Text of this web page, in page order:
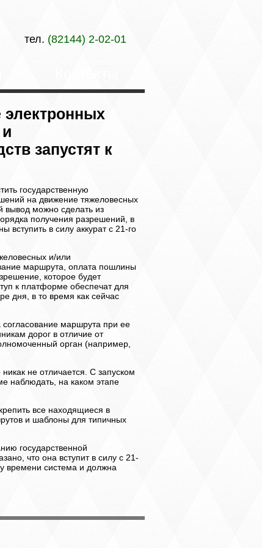
тел. (82144) 2-02-01
запустят к
государственную
на движение тяжеловесных
вывод можно сделать из
получения разрешений, в
в силу аккурат с 21-го
и/или
маршрута, оплата пошлины
которое будет
к платформе обеспечат для
дня, в то время как сейчас
согласование маршрута при ее
дорог в отличие от
орган (например,
не отличается. С запуском
наблюдать, на каком этапе
все находящиеся в
и шаблоны для типичных
государственной
что она вступит в силу с 21-
времени система и должна